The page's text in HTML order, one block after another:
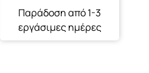
Παράδοση από 1-3
εργάσιμες ημέρες